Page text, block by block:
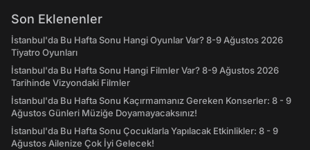
Son Eklenenler
İstanbul'da Bu Hafta Sonu Hangi Oyunlar Var? 8-9 Ağustos 2026
Tiyatro Oyunları
İstanbul'da Bu Hafta Sonu Hangi Filmler Var? 8-9 Ağustos 2026
Tarihinde Vizyondaki Filmler
İstanbul'da Bu Hafta Sonu Kaçırmamanız Gereken Konserler: 8 - 9
Ağustos Günleri Müziğe Doyamayacaksınız!
İstanbul'da Bu Hafta Sonu Çocuklarla Yapılacak Etkinlikler: 8 - 9
Ağustos Ailenize Çok İyi Gelecek!